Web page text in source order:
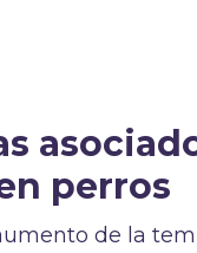
perros
de la